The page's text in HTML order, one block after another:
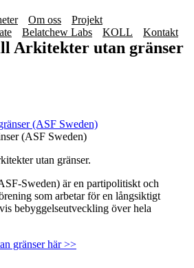
Om oss
Projekt
Belatchew Labs KOLL Kontakt
Arkitekter utan gränser
(ASF Sweden)
utan gränser.
Sweden) är en partipolitiskt och
som arbetar för en långsiktigt
bebyggelseutveckling över hela
gränser här >>